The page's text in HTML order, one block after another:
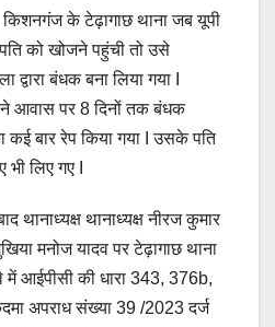
किशनगंज के टेढ़ागाछ थाना जब यूपी
को खोजने पहुंची तो उसे
द्वारा बंधक बना लिया गया I
आवास पर 8 दिनों तक बंधक
बार रेप किया गया I उसके पति
भी लिए गए I
थानाध्यक्ष नीरज कुमार
मनोज यादव पर टेढ़ागाछ थाना
में आईपीसी की धारा 343, 376b,
अपराध संख्या 39 /2023 दर्ज